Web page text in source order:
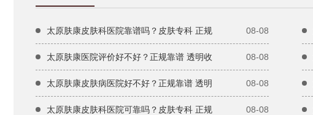
太原肤康皮肤科医院靠谱吗？皮肤专科 正规 08-08
太原肤康医院评价好不好？正规靠谱 透明收 08-08
太原肤康皮肤病医院好不好？正规靠谱 透明 08-08
太原肤康皮肤科医院可靠吗？皮肤专科 正规 08-08